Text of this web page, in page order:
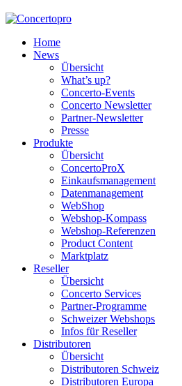
Home
News
Übersicht
What’s up?
Concerto-Events
Concerto Newsletter
Partner-Newsletter
Presse
Produkte
Übersicht
ConcertoProX
Einkaufsmanagement
Datenmanagement
WebShop
Webshop-Kompass
Webshop-Referenzen
Product Content
Marktplatz
Reseller
Übersicht
Concerto Services
Partner-Programme
Schweizer Webshops
Infos für Reseller
Distributoren
Übersicht
Distributoren Schweiz
Distributoren Europa